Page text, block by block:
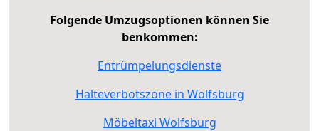
Folgende Umzugsoptionen können Sie
benkommen:
Entrümpelungsdienste
Halteverbotszone in Wolfsburg
Möbeltaxi Wolfsburg